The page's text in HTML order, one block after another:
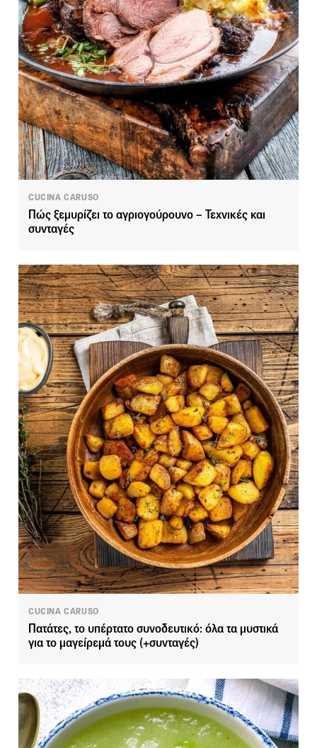
CUCINA CARUSO
Πώς ξεμυρίζει το αγριογούρουνο – Τεχνικές και
συνταγές
CUCINA CARUSO
Πατάτες, το υπέρτατο συνοδευτικό: όλα τα μυστικά
για το μαγείρεμά τους (+συνταγές)